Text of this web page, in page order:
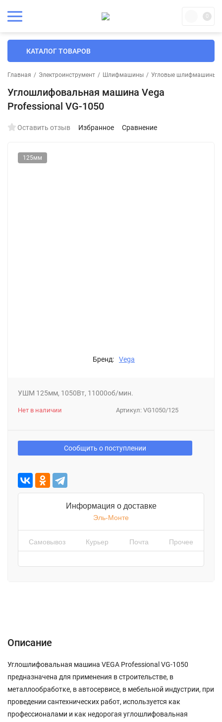
0
КАТАЛОГ ТОВАРОВ
Главная / Электроинструмент / Шлифмашины / Угловые шлифмашины
Углошлифовальная машина Vega
Professional VG-1050
Оставить отзыв Избранное Сравнение
125мм
Бренд: Vega
УШМ 125мм, 1050Вт, 11000об/мин.
Артикул: VG1050/125
Нет в наличии
Сообщить о поступлении
Информация о доставке
Эль-Монте
Самовывоз Курьер Почта Прочее
Описание
Углошлифовальная машина VEGA Professional VG-1050
предназначена для применения в строительстве, в
металлообработке, в автосервисе, в мебельной индустрии, при
проведении сантехнических работ, используется как
профессионалами и как недорогая углошлифовальная